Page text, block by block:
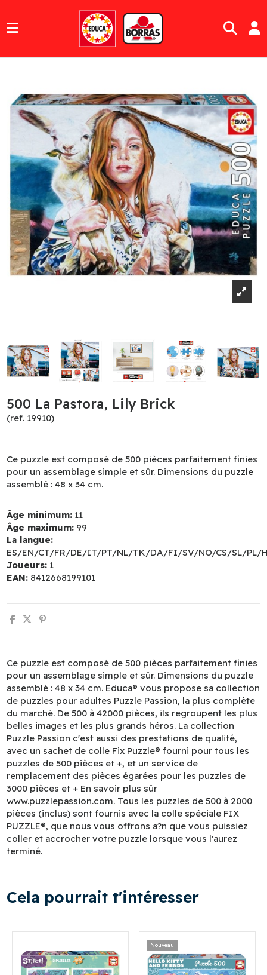
500 La Pastora, Lily Brick
(ref. 19910)
Ce puzzle est composé de 500 pièces parfaitement finies
pour un assemblage simple et sûr. Dimensions du puzzle
assemblé : 48 x 34 cm.
Âge minimum: 11
Âge maximum: 99
La langue:
ES/EN/CT/FR/DE/IT/PT/NL/TK/DA/FI/SV/NO/CS/SL/PL/
Joueurs: 1
EAN: 8412668199101
Ce puzzle est composé de 500 pièces parfaitement finies
pour un assemblage simple et sûr. Dimensions du puzzle
assemblé : 48 x 34 cm. Educa® vous propose sa collection
de puzzles pour adultes Puzzle Passion, la plus complète
du marché. De 500 à 42000 pièces, ils regroupent les plus
belles images et les plus grands héros. La collection
Puzzle Passion c'est aussi des prestations de qualité,
avec un sachet de colle Fix Puzzle® fourni pour tous les
puzzles de 500 pièces et +, et un service de
remplacement des pièces égarées pour les puzzles de
3000 pièces et + En savoir plus sûr
www.puzzlepassion.com. Tous les puzzles de 500 à 2000
pièces (inclus) sont fournis avec la colle spéciale FIX
PUZZLE®, que nous vous offrons a?n que vous puissiez
coller et accrocher votre puzzle lorsque vous l'aurez
terminé.
Cela pourrait t'intéresser
Nouveau